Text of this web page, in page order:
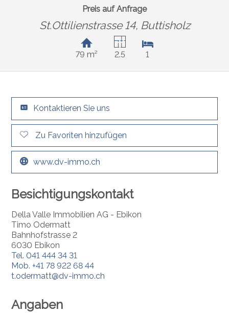
Preis auf Anfrage
St.Ottilienstrasse 14, Buttisholz
79 m² 2.5 1
Kontaktieren Sie uns
Zu Favoriten hinzufügen
www.dv-immo.ch
Besichtigungskontakt
Della Valle Immobilien AG - Ebikon
Timo Odermatt
Bahnhofstrasse 2
6030 Ebikon
Tel.041 444 34 31
Mob. +41 78 922 68 44
t.odermatt@dv-immo.ch
Angaben